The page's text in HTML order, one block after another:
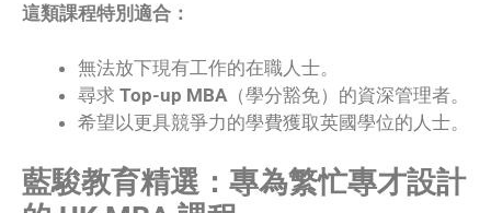
這類課程特別適合：
無法放下現有工作的在職人士。
尋求 Top-up MBA（學分豁免）的資深管理者。
希望以更具競爭力的學費獲取英國學位的人士。
藍駿教育精選：專為繁忙專才設計